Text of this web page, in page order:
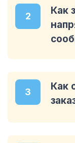
2
Как
3
Как